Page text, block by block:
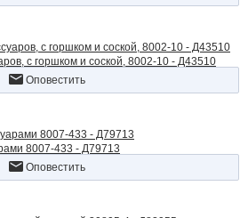
с горшком и соской, 8002-10 - Д43510
Оповестить
8007-433 - Д79713
Оповестить